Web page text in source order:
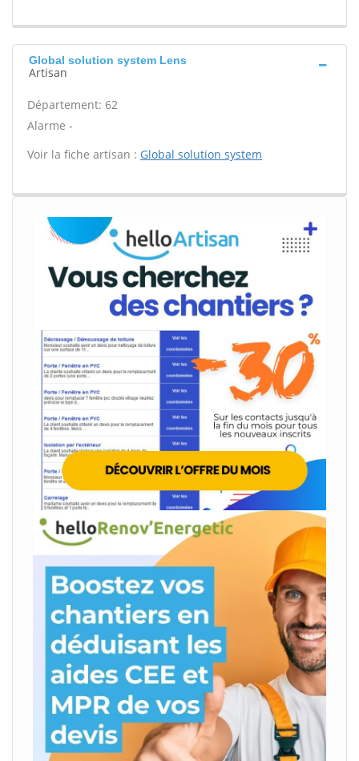
Global solution system Lens
Artisan
Département: 62
Alarme -
Voir la fiche artisan : Global solution system